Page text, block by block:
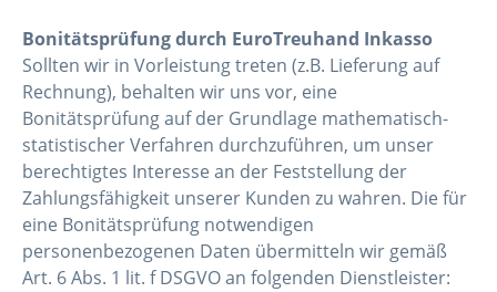
Bonitätsprüfung durch EuroTreuhand Inkasso
Sollten wir in Vorleistung treten (z.B. Lieferung auf
Rechnung), behalten wir uns vor, eine
Bonitätsprüfung auf der Grundlage mathematisch-
statistischer Verfahren durchzuführen, um unser
berechtigtes Interesse an der Feststellung der
Zahlungsfähigkeit unserer Kunden zu wahren. Die für
eine Bonitätsprüfung notwendigen
personenbezogenen Daten übermitteln wir gemäß
Art. 6 Abs. 1 lit. f DSGVO an folgenden Dienstleister: